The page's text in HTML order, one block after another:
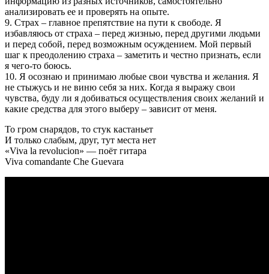
анализировать ее и проверять на опыте.
9. Страх – главное препятствие на пути к свободе. Я
избавляюсь от страха – перед жизнью, перед другими людьми
и перед собой, перед возможным осуждением. Мой первый
шаг к преодолению страха – заметить и честно признать, если
я чего-то боюсь.
10. Я осознаю и принимаю любые свои чувства и желания. Я
не стыжусь и не виню себя за них. Когда я выражу свои
чувства, буду ли я добиваться осуществления своих желаний и
какие средства для этого выберу – зависит от меня.
То гром снарядов, то стук кастаньет
И только слабым, друг, тут места нет
«Viva la revolucion» — поёт гитара
Viva comandante Che Guevara